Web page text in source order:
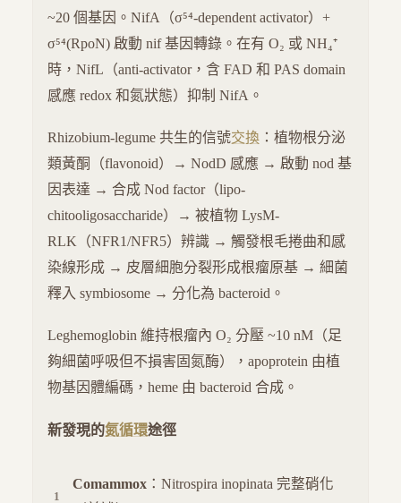
~20 個基因。NifA（σ⁵⁴-dependent activator）+
σ⁵⁴(RpoN) 啟動 nif 基因轉錄。在有 O₂ 或 NH₄⁺
時，NifL（anti-activator，含 FAD 和 PAS domain
感應 redox 和氮狀態）抑制 NifA。
Rhizobium-legume 共生的信號交換 ：植物根分泌
類黃酮（flavonoid）→ NodD 感應 → 啟動 nod 基
因表達 → 合成 Nod factor（lipo-
chitooligosaccharide）→ 被植物 LysM-
RLK（NFR1/NFR5）辨識 → 觸發根毛捲曲和感
染線形成 → 皮層細胞分裂形成根瘤原基 → 細菌
釋入 symbiosome → 分化為 bacteroid。
Leghemoglobin 維持根瘤內 O₂ 分壓 ~10 nM（足
夠細菌呼吸但不損害固氮酶），apoprotein 由植
物基因體編碼，heme 由 bacteroid 合成。
新發現的氮循環途徑
Comammox ：Nitrospira inopinata 完整硝化